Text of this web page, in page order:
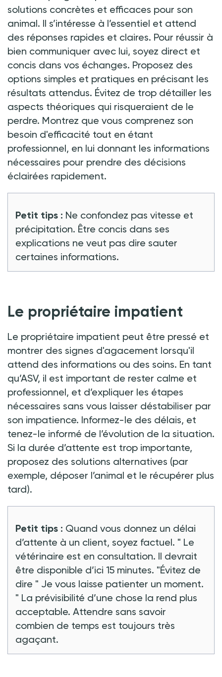
solutions concrètes et efficaces pour son
animal. Il s’intéresse à l’essentiel et attend
des réponses rapides et claires. Pour réussir à
bien communiquer avec lui, soyez direct et
concis dans vos échanges. Proposez des
options simples et pratiques en précisant les
résultats attendus. Évitez de trop détailler les
aspects théoriques qui risqueraient de le
perdre. Montrez que vous comprenez son
besoin d'efficacité tout en étant
professionnel, en lui donnant les informations
nécessaires pour prendre des décisions
éclairées rapidement.
Petit tips : Ne confondez pas vitesse et
précipitation. Être concis dans ses
explications ne veut pas dire sauter
certaines informations.
Le propriétaire impatient
Le propriétaire impatient peut être pressé et
montrer des signes d'agacement lorsqu'il
attend des informations ou des soins. En tant
qu’ASV, il est important de rester calme et
professionnel, et d’expliquer les étapes
nécessaires sans vous laisser déstabiliser par
son impatience. Informez-le des délais, et
tenez-le informé de l’évolution de la situation.
Si la durée d’attente est trop importante,
proposez des solutions alternatives (par
exemple, déposer l’animal et le récupérer plus
tard).
Petit tips : Quand vous donnez un délai
d’attente à un client, soyez factuel. " Le
vétérinaire est en consultation. Il devrait
être disponible d’ici 15 minutes. "Évitez de
dire " Je vous laisse patienter un moment.
" La prévisibilité d’une chose la rend plus
acceptable. Attendre sans savoir
combien de temps est toujours très
agaçant.